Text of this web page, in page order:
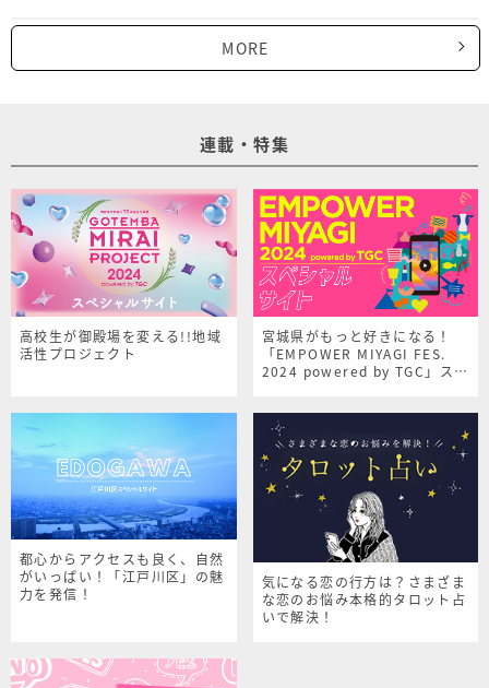
MORE
連載・特集
高校生が御殿場を変える!!地域
活性プロジェクト
宮城県がもっと好きになる！
「EMPOWER MIYAGI FES.
2024 powered by TGC」スペ
都心からアクセスも良く、自然
がいっぱい！「江戸川区」の魅
力を発信！
気になる恋の行方は？さまざま
な恋のお悩み本格的タロット占
いで解決！